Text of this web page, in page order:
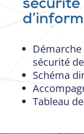
sécurité
Schéma
Tableau